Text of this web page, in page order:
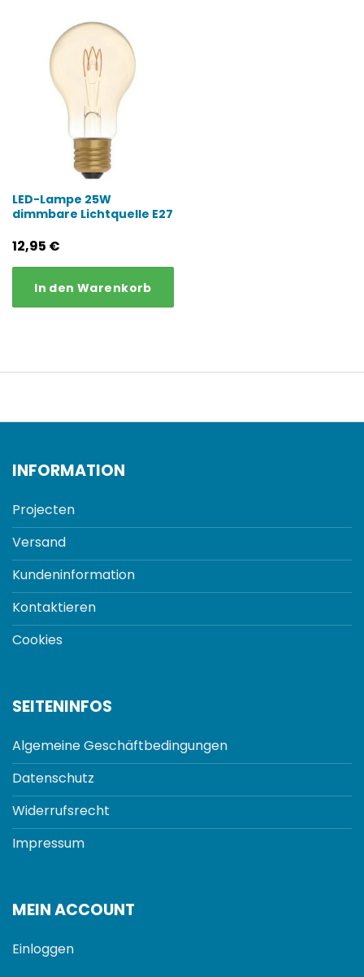
LED-Lampe 25W
dimmbare Lichtquelle E27
12,95 €
In den Warenkorb
INFORMATION
Projecten
Versand
Kundeninformation
Kontaktieren
Cookies
SEITENINFOS
Algemeine Geschäftbedingungen
Datenschutz
Widerrufsrecht
Impressum
MEIN ACCOUNT
Einloggen